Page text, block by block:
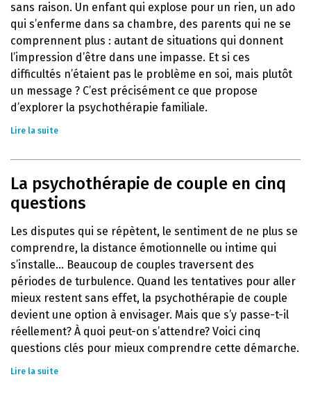
sans raison. Un enfant qui explose pour un rien, un ado
qui s’enferme dans sa chambre, des parents qui ne se
comprennent plus : autant de situations qui donnent
l’impression d’être dans une impasse. Et si ces
difficultés n’étaient pas le problème en soi, mais plutôt
un message ? C’est précisément ce que propose
d’explorer la psychothérapie familiale.
Lire la suite
La psychothérapie de couple en cinq
questions
Les disputes qui se répètent, le sentiment de ne plus se
comprendre, la distance émotionnelle ou intime qui
s’installe… Beaucoup de couples traversent des
périodes de turbulence. Quand les tentatives pour aller
mieux restent sans effet, la psychothérapie de couple
devient une option à envisager. Mais que s’y passe-t-il
réellement? À quoi peut-on s’attendre? Voici cinq
questions clés pour mieux comprendre cette démarche.
Lire la suite